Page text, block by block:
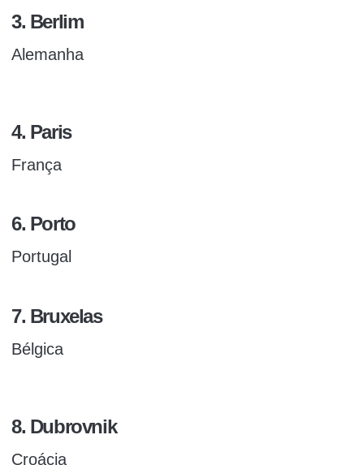
3. Berlim
Alemanha
4. Paris
França
6. Porto
Portugal
7. Bruxelas
Bélgica
8. Dubrovnik
Croácia